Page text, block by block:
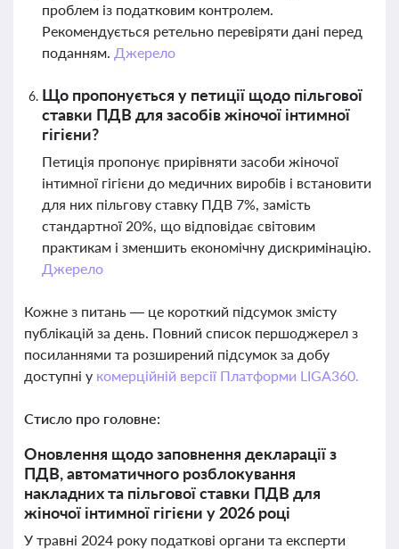
проблем із податковим контролем.
Рекомендується ретельно перевіряти дані перед
поданням. Джерело
Що пропонується у петиції щодо пільгової
ставки ПДВ для засобів жіночої інтимної
гігієни?
Петиція пропонує прирівняти засоби жіночої
інтимної гігієни до медичних виробів і встановити
для них пільгову ставку ПДВ 7%, замість
стандартної 20%, що відповідає світовим
практикам і зменшить економічну дискримінацію.
Джерело
Кожне з питань — це короткий підсумок змісту
публікацій за день. Повний список першоджерел з
посиланнями та розширений підсумок за добу
доступні у комерційній версії Платформи LIGA360.
Стисло про головне:
Оновлення щодо заповнення декларації з
ПДВ, автоматичного розблокування
накладних та пільгової ставки ПДВ для
жіночої інтимної гігієни у 2026 році
У травні 2024 року податкові органи та експерти